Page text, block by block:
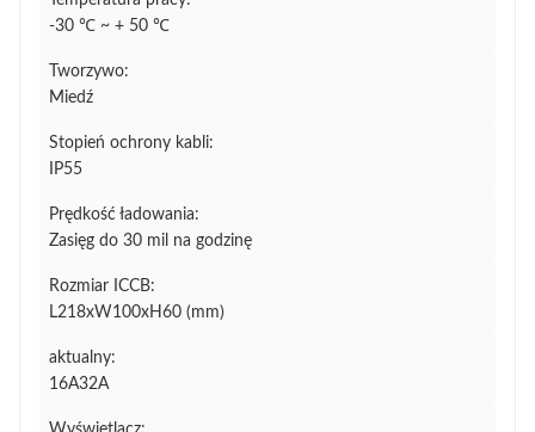
-30 ℃ ~ + 50 ℃
Tworzywo:
Miedź
Stopień ochrony kabli:
IP55
Prędkość ładowania:
Zasięg do 30 mil na godzinę
Rozmiar ICCB:
L218xW100xH60 (mm)
aktualny:
16A32A